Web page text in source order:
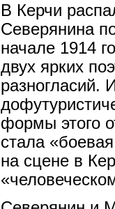
В Керчи
Северянина
начале 1914
двух ярких
разногласий.
формы этого
стала
на сцене в